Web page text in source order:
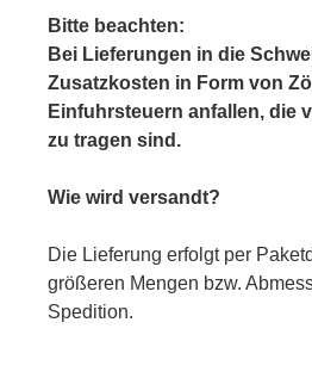
Bitte beachten:
Bei Lieferungen in die
Zusatzkosten in Form von
Einfuhrsteuern anfallen, die
zu tragen sind.
Wie wird versandt?
Die Lieferung erfolgt per
größeren Mengen bzw.
Spedition.